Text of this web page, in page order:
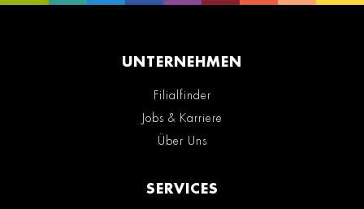
UNTERNEHMEN
Filialfinder
Jobs & Karriere
Über Uns
SERVICES